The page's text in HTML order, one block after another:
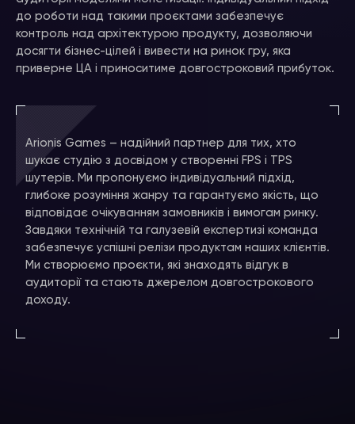
до роботи над такими проєктами забезпечує
контроль над архітектурою продукту, дозволяючи
досягти бізнес-цілей і вивести на ринок гру, яка
приверне ЦА і приноситиме довгостроковий прибуток.
Arionis Games – надійний партнер для тих, хто
шукає студію з досвідом у створенні FPS і TPS
шутерів. Ми пропонуємо індивідуальний підхід,
глибоке розуміння жанру та гарантуємо якість, що
відповідає очікуванням замовників і вимогам ринку.
Завдяки технічній та галузевій експертизі команда
забезпечує успішні релізи продуктам наших клієнтів.
Ми створюємо проєкти, які знаходять відгук в
аудиторії та стають джерелом довгострокового
доходу.